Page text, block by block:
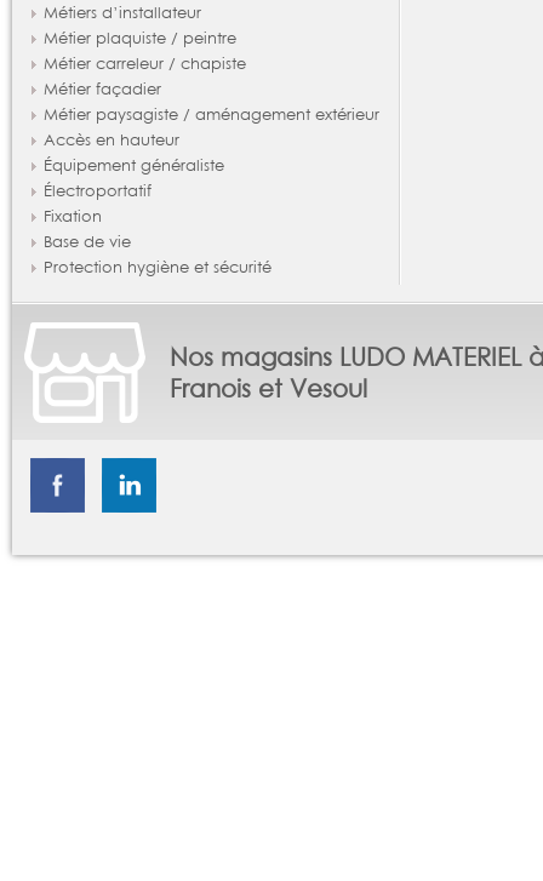
Métiers d’installateur
Métier plaquiste / peintre
Métier carreleur / chapiste
Métier façadier
Métier paysagiste / aménagement extérieur
Accès en hauteur
Équipement généraliste
Électroportatif
Fixation
Base de vie
Protection hygiène et sécurité
Nos magasins LUDO MATERIEL
Franois et Vesoul